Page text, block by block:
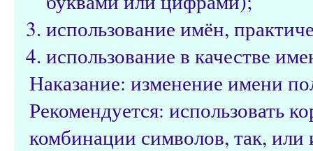
использование имён,
использование в качестве
Наказание: изменение имени
Рекомендуется: использовать
комбинации символов, так, или